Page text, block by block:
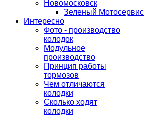
Новомосковск
Зеленый Мотосервис
Интересно
Фото - производство
колодок
Модульное
производство
Принцип работы
тормозов
Чем отличаются
колодки
Сколько ходят
колодки